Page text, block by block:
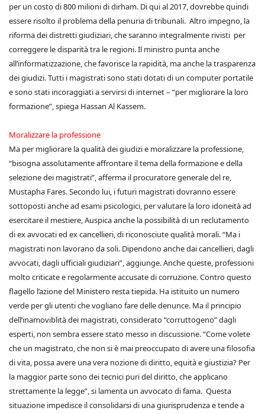
per un costo di 800 milioni di dirham. Di qui al 2017, dovrebbe quindi
essere risolto il problema della penuria di tribunali. Altro impegno, la
riforma dei distretti giudiziari, che saranno integralmente rivisti per
correggere le disparità tra le regioni. Il ministro punta anche
all’informatizzazione, che favorisce la rapidità, ma anche la trasparenza
dei giudizi. Tutti i magistrati sono stati dotati di un computer portatile
e sono stati incoraggiati a servirsi di internet – “per migliorare la loro
formazione”, spiega Hassan Al Kassem.
Moralizzare la professione
Ma per migliorare la qualità dei giudizi e moralizzare la professione,
“bisogna assolutamente affrontare il tema della formazione e della
selezione dei magistrati”, afferma il procuratore generale del re,
Mustapha Fares. Secondo lui, i futuri magistrati dovranno essere
sottoposti anche ad esami psicologici, per valutare la loro idoneità ad
esercitare il mestiere, Auspica anche la possibilità di un reclutamento
di ex avvocati ed ex cancellieri, di riconosciute qualità morali. “Ma i
magistrati non lavorano da soli. Dipendono anche dai cancellieri, dagli
avvocati, dagli ufficiali giudiziari”, aggiunge. Anche queste, professioni
molto criticate e regolarmente accusate di corruzione. Contro questo
flagello l’azione del Ministero resta tiepida. Ha istituito un numero
verde per gli utenti che vogliano fare delle denunce. Ma il principio
dell’inamoviblità dei magistrati, considerato “corruttogeno” dagli
esperti, non sembra essere stato messo in discussione. “Come volete
che un magistrato, che non si è mai preoccupato di avere una filosofia
di vita, possa avere una vera nozione di diritto, equità e giustizia? Per
la maggior parte sono dei tecnici puri del diritto, che applicano
strettamente la legge”, si lamenta un avvocato di fama. Questa
situazione impedisce il consolidarsi di una giurisprudenza e tende a